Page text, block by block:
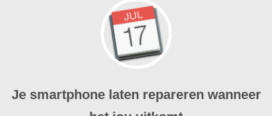
Je smartphone laten repareren wanneer